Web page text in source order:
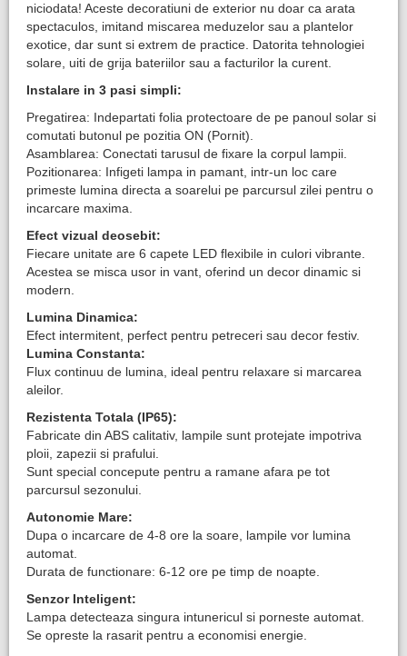
niciodata! Aceste decoratiuni de exterior nu doar ca arata
spectaculos, imitand miscarea meduzelor sau a plantelor
exotice, dar sunt si extrem de practice. Datorita tehnologiei
solare, uiti de grija bateriilor sau a facturilor la curent.
Instalare in 3 pasi simpli:
Pregatirea: Indepartati folia protectoare de pe panoul solar si
comutati butonul pe pozitia ON (Pornit).
Asamblarea: Conectati tarusul de fixare la corpul lampii.
Pozitionarea: Infigeti lampa in pamant, intr-un loc care
primeste lumina directa a soarelui pe parcursul zilei pentru o
incarcare maxima.
Efect vizual deosebit:
Fiecare unitate are 6 capete LED flexibile in culori vibrante.
Acestea se misca usor in vant, oferind un decor dinamic si
modern.
Lumina Dinamica:
Efect intermitent, perfect pentru petreceri sau decor festiv.
Lumina Constanta:
Flux continuu de lumina, ideal pentru relaxare si marcarea
aleilor.
Rezistenta Totala (IP65):
Fabricate din ABS calitativ, lampile sunt protejate impotriva
ploii, zapezii si prafului.
Sunt special concepute pentru a ramane afara pe tot
parcursul sezonului.
Autonomie Mare:
Dupa o incarcare de 4-8 ore la soare, lampile vor lumina
automat.
Durata de functionare: 6-12 ore pe timp de noapte.
Senzor Inteligent:
Lampa detecteaza singura intunericul si porneste automat.
Se opreste la rasarit pentru a economisi energie.